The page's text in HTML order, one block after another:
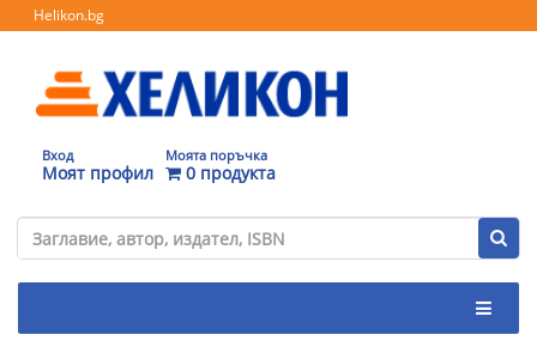
Helikon.bg
Вход
Моят профил
Моята поръчка
0 продукта